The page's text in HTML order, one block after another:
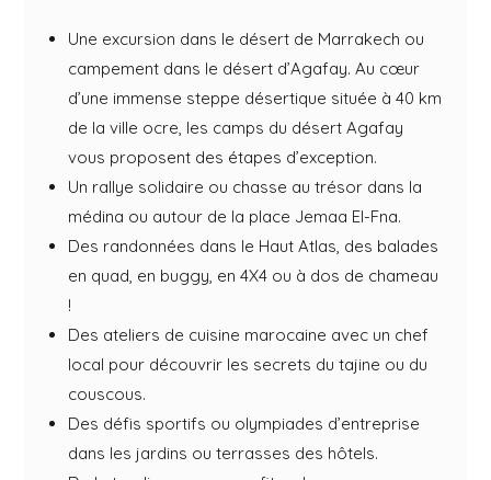
Une excursion dans le désert de Marrakech ou
campement dans le désert d’Agafay. Au cœur
d’une immense steppe désertique située à 40 km
de la ville ocre, les camps du désert Agafay
vous proposent des étapes d’exception.
Un rallye solidaire ou chasse au trésor dans la
médina ou autour de la place Jemaa El-Fna.
Des randonnées dans le Haut Atlas, des balades
en quad, en buggy, en 4X4 ou à dos de chameau
!
Des ateliers de cuisine marocaine avec un chef
local pour découvrir les secrets du tajine ou du
couscous.
Des défis sportifs ou olympiades d’entreprise
dans les jardins ou terrasses des hôtels.